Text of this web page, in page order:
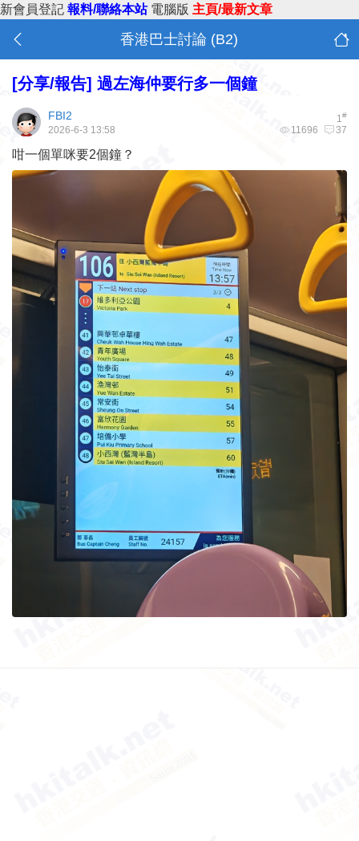
新會員登記 報料/聯絡本站 電腦版 主頁/最新文章
香港巴士討論 (B2)
[分享/報告] 過左海仲要行多一個鐘
1#
FBI2
11696 37
2026-6-3 13:58
咁一個單咪要2個鐘？